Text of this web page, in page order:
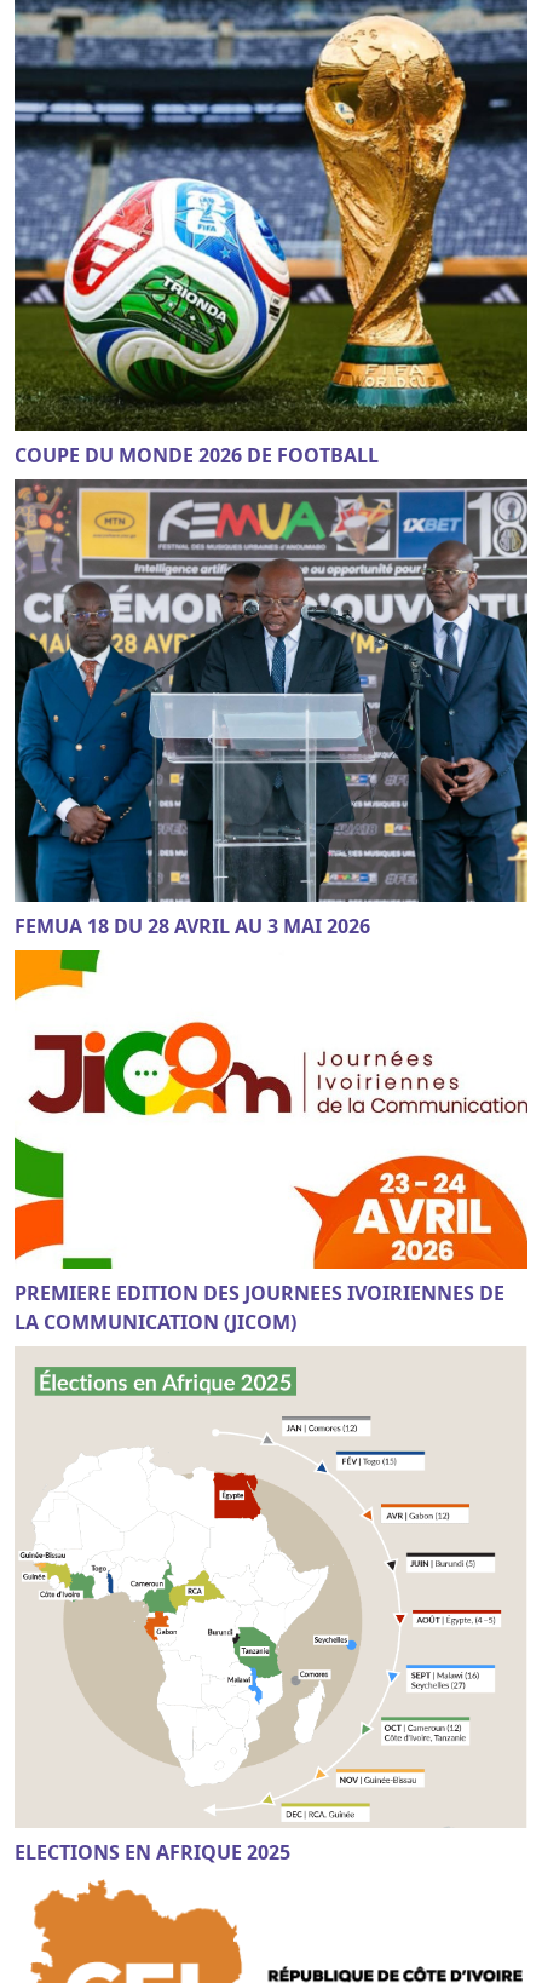
COUPE DU MONDE 2026 DE FOOTBALL
FEMUA 18 DU 28 AVRIL AU 3 MAI 2026
PREMIERE EDITION DES JOURNEES IVOIRIENNES DE
LA COMMUNICATION (JICOM)
ELECTIONS EN AFRIQUE 2025